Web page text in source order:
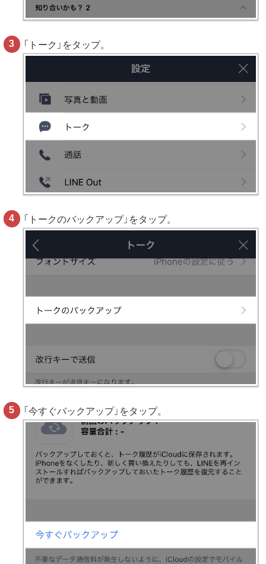
「トーク」をタップ。
「トークのバックアップ」をタップ。
「今すぐバックアップ」をタップ。